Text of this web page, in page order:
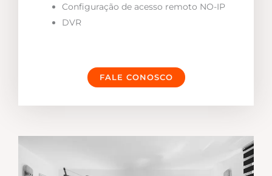
Configuração de acesso remoto NO-IP
DVR
FALE CONOSCO